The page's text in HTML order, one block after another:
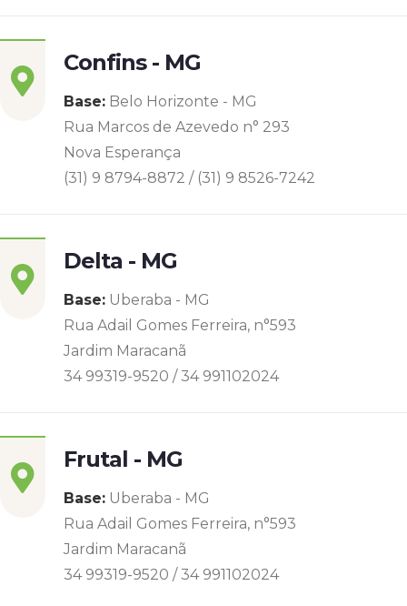
Confins - MG
Base: Belo Horizonte - MG
Rua Marcos de Azevedo n° 293
Nova Esperança
(31) 9 8794-8872 / (31) 9 8526-7242
Delta - MG
Base: Uberaba - MG
Rua Adail Gomes Ferreira, n°593
Jardim Maracanã
34 99319-9520 / 34 991102024
Frutal - MG
Base: Uberaba - MG
Rua Adail Gomes Ferreira, n°593
Jardim Maracanã
34 99319-9520 / 34 991102024